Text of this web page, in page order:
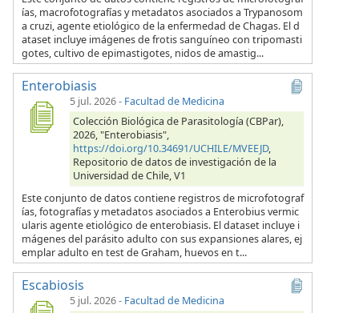
ías, macrofotografías y metadatos asociados a Trypanosom
a cruzi, agente etiológico de la enfermedad de Chagas. El d
ataset incluye imágenes de frotis sanguíneo con tripomasti
gotes, cultivo de epimastigotes, nidos de amastig...
Enterobiasis
5 jul. 2026- Facultad de Medicina
Colección Biológica de Parasitología (CBPar),
2026, "Enterobiasis",
https://doi.org/10.34691/UCHILE/MVEEJD,
Repositorio de datos de investigación de la
Universidad de Chile, V1
Este conjunto de datos contiene registros de microfotograf
ías, fotografías y metadatos asociados a Enterobius vermic
ularis agente etiológico de enterobiasis. El dataset incluye i
mágenes del parásito adulto con sus expansiones alares, ej
emplar adulto en test de Graham, huevos en t...
Escabiosis
5 jul. 2026- Facultad de Medicina